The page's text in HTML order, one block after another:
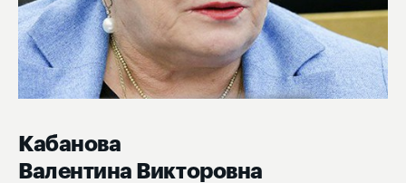
Кабанова
Валентина Викторовна